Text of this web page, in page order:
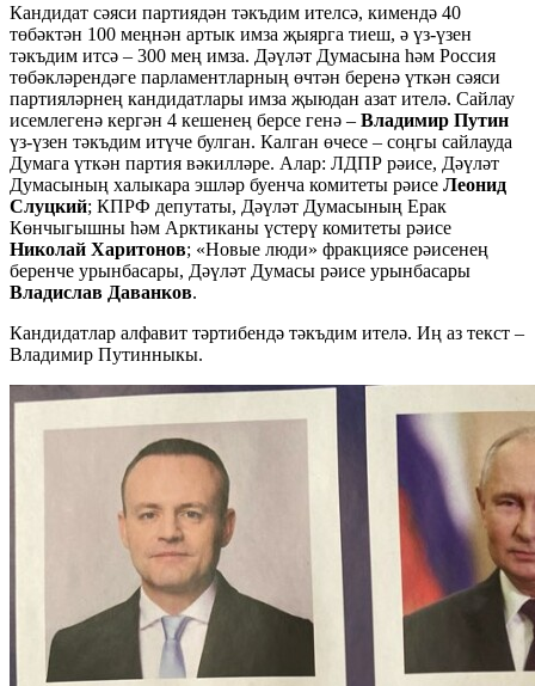
Кандидат сәяси партиядән тәкъдим ителсә, кимендә 40
төбәктән 100 меңнән артык имза җыярга тиеш, ә үз-үзен
тәкъдим итсә – 300 мең имза. Дәүләт Думасына һәм Россия
төбәкләрендәге парламентларның өчтән беренә үткән сәяси
партияләрнең кандидатлары имза җыюдан азат ителә. Сайлау
исемлегенә кергән 4 кешенең берсе генә – Владимир Путин
үз-үзен тәкъдим итүче булган. Калган өчесе – соңгы сайлауда
Думага үткән партия вәкилләре. Алар: ЛДПР рәисе, Дәүләт
Думасының халыкара эшләр буенча комитеты рәисе Леонид
Слуцкий; КПРФ депутаты, Дәүләт Думасының Ерак
Көнчыгышны һәм Арктиканы үстерү комитеты рәисе
Николай Харитонов; «Новые люди» фракциясе рәисенең
беренче урынбасары, Дәүләт Думасы рәисе урынбасары
Владислав Даванков.
Кандидатлар алфавит тәртибендә тәкъдим ителә. Иң аз текст –
Владимир Путинныкы.